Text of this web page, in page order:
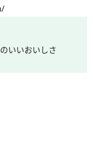
いいおいしさ